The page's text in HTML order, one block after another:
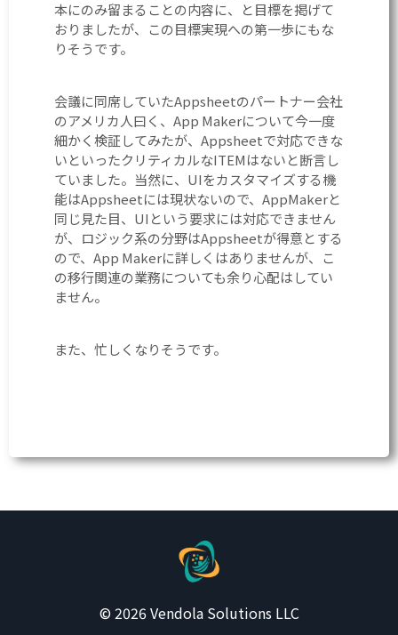
本にのみ留まることの内容に、と目標を掲げて
おりましたが、この目標実現への第一歩にもな
りそうです。
会議に同席していたAppsheetのパートナー会社
のアメリカ人曰く、App Makerについて今一度
細かく検証してみたが、Appsheetで対応できな
いといったクリティカルなITEMはないと断言し
ていました。当然に、UIをカスタマイズする機
能はAppsheetには現状ないので、AppMakerと
同じ見た目、UIという要求には対応できません
が、ロジック系の分野はAppsheetが得意とする
ので、App Makerに詳しくはありませんが、こ
の移行関連の業務についても余り心配はしてい
ません。
また、忙しくなりそうです。
© 2026 Vendola Solutions LLC